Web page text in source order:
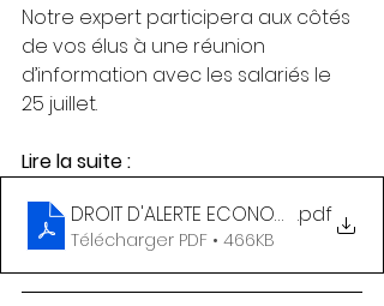
Notre expert participera aux côtés
de vos élus à une réunion
d’information avec les salariés le
25 juillet.
Lire la suite :
.pdf
Télécharger PDF • 466KB